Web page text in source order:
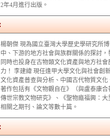
2年4月進行出版。
楊朝傑 現為國立臺灣大學歷史學研究所
中、下游的地方社會與族群關係的探討
同時也投身在古物類文化資產與地方社
力！ 李建緯 現任逢甲大學文化與社會創
文化資產普查與分析、中國古代物質文
著作包括有《文物觀自在》（與盧泰康
傳世宗教文物研究》、《聖物廕福興：
相關之期刊、論文等數十篇。